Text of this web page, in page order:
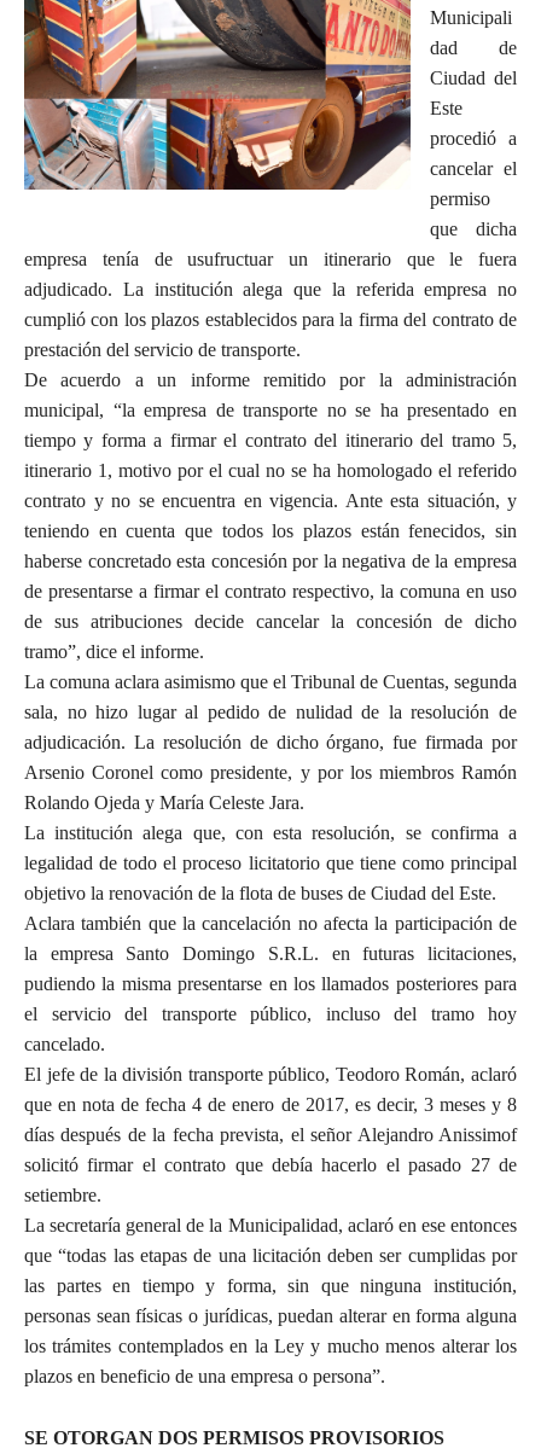
Municipali
dad de
Ciudad del
Este
procedió a
cancelar el
permiso
que dicha
empresa tenía de usufructuar un itinerario que le fuera
adjudicado. La institución alega que la referida empresa no
cumplió con los plazos establecidos para la firma del contrato de
prestación del servicio de transporte.
De acuerdo a un informe remitido por la administración
municipal, “la empresa de transporte no se ha presentado en
tiempo y forma a firmar el contrato del itinerario del tramo 5,
itinerario 1, motivo por el cual no se ha homologado el referido
contrato y no se encuentra en vigencia. Ante esta situación, y
teniendo en cuenta que todos los plazos están fenecidos, sin
haberse concretado esta concesión por la negativa de la empresa
de presentarse a firmar el contrato respectivo, la comuna en uso
de sus atribuciones decide cancelar la concesión de dicho
tramo”, dice el informe.
La comuna aclara asimismo que el Tribunal de Cuentas, segunda
sala, no hizo lugar al pedido de nulidad de la resolución de
adjudicación. La resolución de dicho órgano, fue firmada por
Arsenio Coronel como presidente, y por los miembros Ramón
Rolando Ojeda y María Celeste Jara.
La institución alega que, con esta resolución, se confirma a
legalidad de todo el proceso licitatorio que tiene como principal
objetivo la renovación de la flota de buses de Ciudad del Este.
Aclara también que la cancelación no afecta la participación de
la empresa Santo Domingo S.R.L. en futuras licitaciones,
pudiendo la misma presentarse en los llamados posteriores para
el servicio del transporte público, incluso del tramo hoy
cancelado.
El jefe de la división transporte público, Teodoro Román, aclaró
que en nota de fecha 4 de enero de 2017, es decir, 3 meses y 8
días después de la fecha prevista, el señor Alejandro Anissimof
solicitó firmar el contrato que debía hacerlo el pasado 27 de
setiembre.
La secretaría general de la Municipalidad, aclaró en ese entonces
que “todas las etapas de una licitación deben ser cumplidas por
las partes en tiempo y forma, sin que ninguna institución,
personas sean físicas o jurídicas, puedan alterar en forma alguna
los trámites contemplados en la Ley y mucho menos alterar los
plazos en beneficio de una empresa o persona”.
SE OTORGAN DOS PERMISOS PROVISORIOS